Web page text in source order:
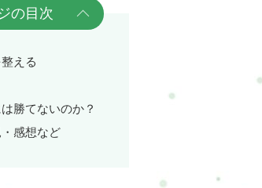
の目次
える
勝てないのか？
感想など